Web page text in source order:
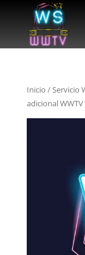
Inicio /Servicio
adicional